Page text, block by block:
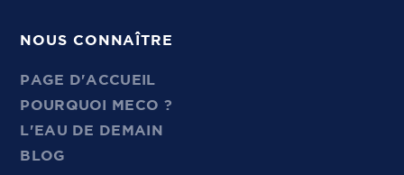
NOUS CONNAÎTRE
PAGE D'ACCUEIL
POURQUOI MECO ?
L'EAU DE DEMAIN
BLOG